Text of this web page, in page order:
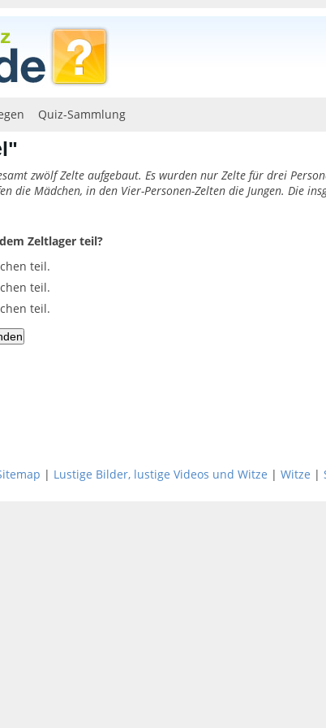
Quiz-Sammlung
zwölf Zelte aufgebaut. Es wurden nur Zelte für drei
die Mädchen, in den Vier-Personen-Zelten die Jungen. Die
Zeltlager teil?
teil.
teil.
teil.
| Lustige Bilder, lustige Videos und Witze | Witze |